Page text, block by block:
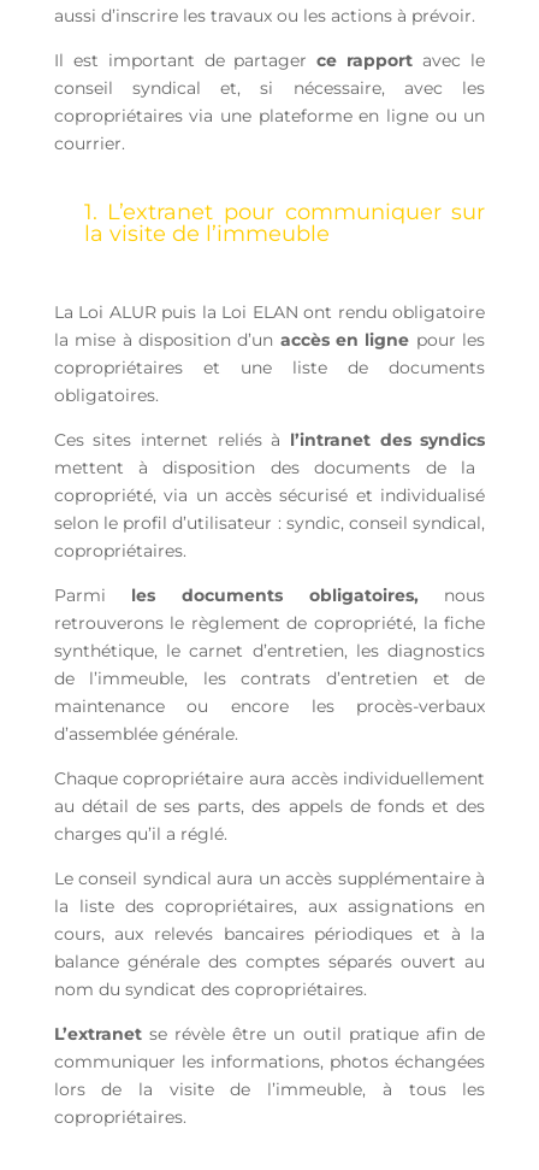
aussi d’inscrire les travaux ou les actions à prévoir.
Il est important de partagerce rapport avec le
conseil syndical et, si nécessaire, avec les
copropriétaires via une plateforme en ligne ou un
courrier.
1. L’extranet pour communiquer sur
la visite de l’immeuble
La Loi ALUR puis la Loi ELAN ont rendu obligatoire
la mise à disposition d’un accès en ligne pour les
copropriétaires et une liste de documents
obligatoires.
Ces sites internet reliés à l’intranet des syndics
mettent à disposition des documents de la
copropriété, via un accès sécurisé et individualisé
selon le profil d’utilisateur : syndic, conseil syndical,
copropriétaires.
Parmi les documents obligatoires, nous
retrouverons le règlement de copropriété, la fiche
synthétique, le carnet d’entretien, les diagnostics
de l’immeuble, les contrats d’entretien et de
maintenance ou encore les procès-verbaux
d’assemblée générale.
Chaque copropriétaire aura accès individuellement
au détail de ses parts, des appels de fonds et des
charges qu’il a réglé.
Le conseil syndical aura un accès supplémentaire à
la liste des copropriétaires, aux assignations en
cours, aux relevés bancaires périodiques et à la
balance générale des comptes séparés ouvert au
nom du syndicat des copropriétaires.
L’extranetse révèle être un outil pratique afin de
communiquer les informations, photos échangées
lors de la visite de l’immeuble, à tous les
copropriétaires.